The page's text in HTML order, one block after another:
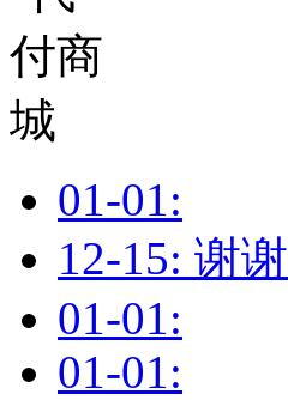
01-01:
12-15: 谢谢
01-01:
01-01: